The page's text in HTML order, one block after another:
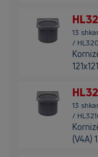
13
/
13
/
(V4A)